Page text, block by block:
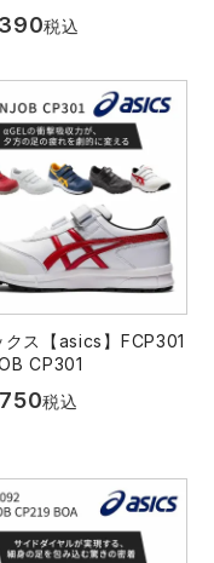
税込
クス【asics】FCP301
CP301
税込